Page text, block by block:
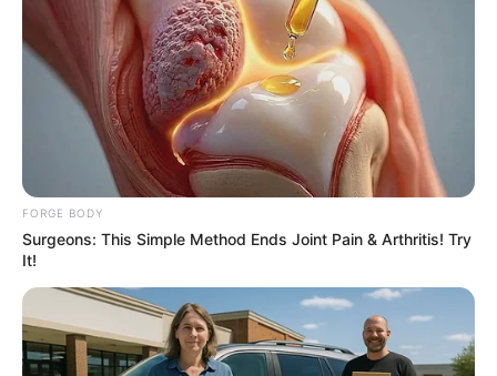
Them Now
BRAINBERRIES
FORGE BODY
Surgeons: This Simple Method Ends Joint Pain & Arthritis! Try
It!